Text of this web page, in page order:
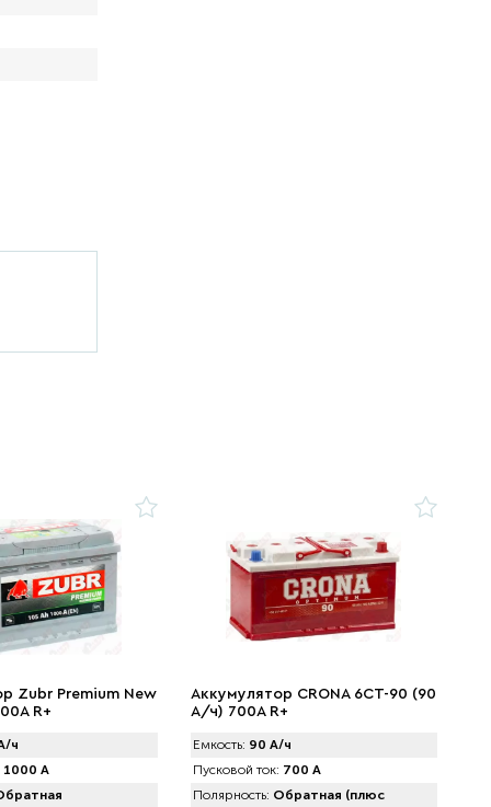
Zubr Prеmium New
R+
ч
1000 А
Аккумулятор CRONA 6CT-90 (90
А/ч) 700A R+
Емкость: 90 А/ч
Пусковой ток: 700 А
Полярность: Обратная (плюс